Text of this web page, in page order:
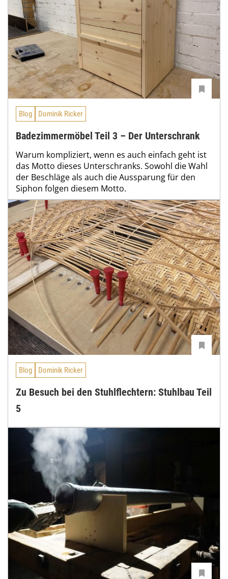
Blog Dominik Ricker
Badezimmermöbel Teil 3 – Der Unterschrank
Warum kompliziert, wenn es auch einfach geht ist
das Motto dieses Unterschranks. Sowohl die Wahl
der Beschläge als auch die Aussparung für den
Siphon folgen diesem Motto.
Blog Dominik Ricker
Zu Besuch bei den Stuhlflechtern: Stuhlbau Teil
5